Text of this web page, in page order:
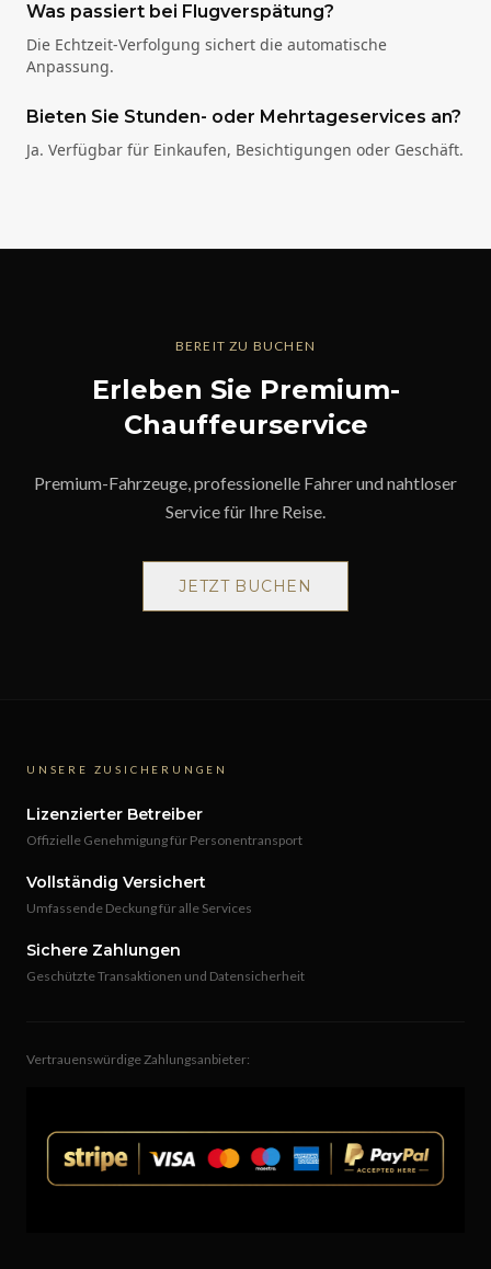
Was passiert bei Flugverspätung?
Die Echtzeit-Verfolgung sichert die automatische
Anpassung.
Bieten Sie Stunden- oder Mehrtageservices an?
Ja. Verfügbar für Einkaufen, Besichtigungen oder Geschäft.
BEREIT ZU BUCHEN
Erleben Sie Premium-
Chauffeurservice
Premium-Fahrzeuge, professionelle Fahrer und nahtloser
Service für Ihre Reise.
JETZT BUCHEN
UNSERE ZUSICHERUNGEN
Lizenzierter Betreiber
Offizielle Genehmigung für Personentransport
Vollständig Versichert
Umfassende Deckung für alle Services
Sichere Zahlungen
Geschützte Transaktionen und Datensicherheit
Vertrauenswürdige Zahlungsanbieter: